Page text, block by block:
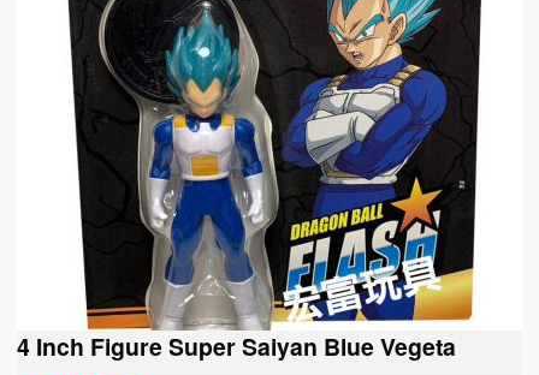
4 Inch Figure Super Saiyan Blue Vegeta